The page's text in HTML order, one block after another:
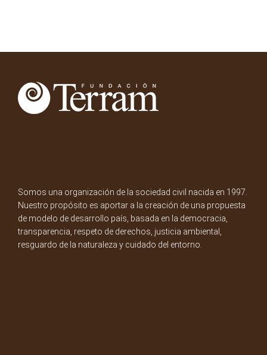
Somos una organización de la sociedad civil nacida en 1997.
Nuestro propósito es aportar a la creación de una propuesta
de modelo de desarrollo país, basada en la democracia,
transparencia, respeto de derechos, justicia ambiental,
resguardo de la naturaleza y cuidado del entorno.